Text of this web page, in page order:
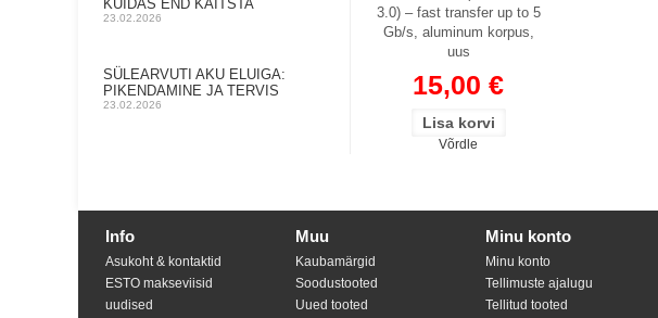
KUIDAS END KAITSTA
23.02.2026
SÜLEARVUTI AKU ELUIGA:
PIKENDAMINE JA TERVIS
23.02.2026
3.0) – fast transfer up to 5
Gb/s, aluminum korpus,
uus
15,00 €
Võrdle
Info
Asukoht & kontaktid
ESTO makseviisid
uudised
Muu
Kaubamärgid
Soodustooted
Uued tooted
Minu konto
Minu konto
Tellimuste ajalugu
Tellitud tooted